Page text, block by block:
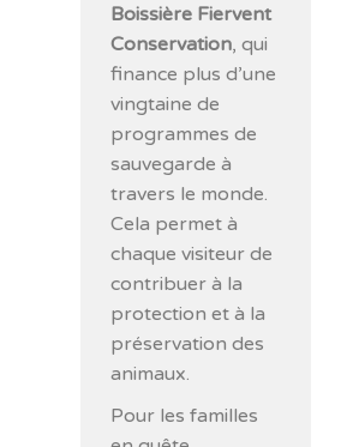
Boissière Fiervent
Conservation, qui
finance plus d’une
vingtaine de
programmes de
sauvegarde à
travers le monde.
Cela permet à
chaque visiteur de
contribuer à la
protection et à la
préservation des
animaux.
Pour les familles